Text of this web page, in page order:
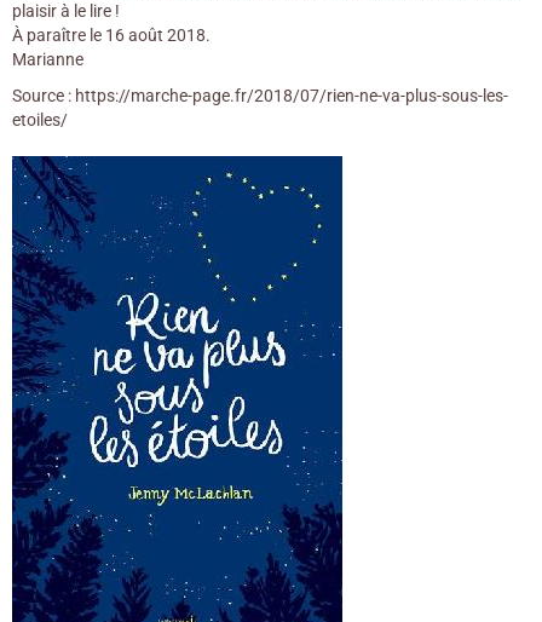
plaisir à le lire !
À paraître le 16 août 2018.
Marianne
Source : https://marche-page.fr/2018/07/rien-ne-va-plus-sous-les-
etoiles/